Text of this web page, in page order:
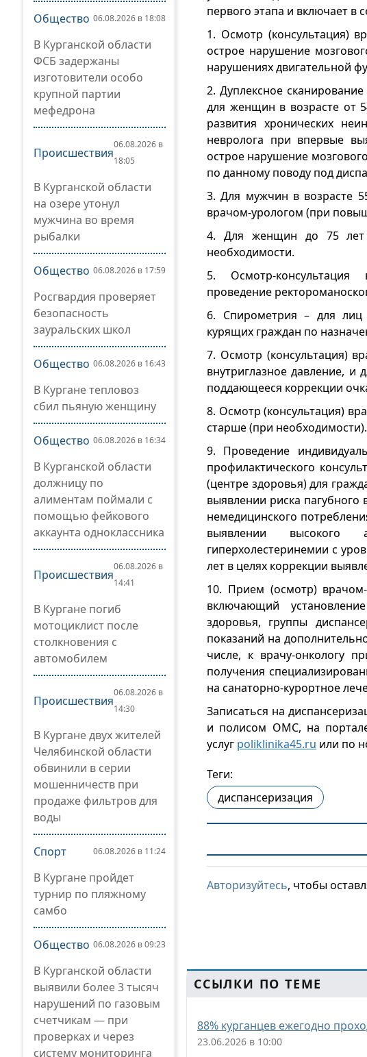
Общество 06.08.2026 в 18:08
В Курганской области
ФСБ задержаны
изготовители особо
крупной партии
мефедрона
Происшествия
06.08.2026 в
18:05
В Курганской области
на озере утонул
мужчина во время
рыбалки
Общество 06.08.2026 в 17:59
Росгвардия проверяет
безопасность
зауральских школ
Общество 06.08.2026 в 16:43
В Кургане тепловоз
сбил пьяную женщину
Общество 06.08.2026 в 16:34
В Курганской области
должницу по
алиментам поймали с
помощью фейкового
аккаунта одноклассника
Происшествия
06.08.2026 в
14:41
В Кургане погиб
мотоциклист после
столкновения с
автомобилем
Происшествия
06.08.2026 в
14:30
В Кургане двух жителей
Челябинской области
обвинили в серии
мошенничеств при
продаже фильтров для
воды
Спорт 06.08.2026 в 11:24
В Кургане пройдет
турнир по пляжному
самбо
Общество 06.08.2026 в 09:23
В Курганской области
выявили более 3 тысяч
нарушений по газовым
счетчикам — при
проверках и через
систему мониторинга
первого этапа и включает в
1. Осмотр (консультация)
острое нарушение
нарушениях двигательной
2. Дуплексное
для женщин в возрасте от
развития хронических
невролога при впервые
острое нарушение
по данному поводу под
3. Для мужчин в возрасте
врачом-урологом (при
4. Для женщин до 75 лет
необходимости.
5. Осмотр-консультация
проведение
6. Спирометрия – для лиц
курящих граждан по
7. Осмотр (консультация)
внутриглазное давление,
поддающееся коррекции
8. Осмотр (консультация)
старше (при необходимости).
9. Проведение
профилактического
(центре здоровья) для
выявлении риска пагубного
немедицинского
выявлении высокого
гиперхолестеринемии с
лет в целях коррекции
10. Прием (осмотр) врачом-
включающий
здоровья, группы
показаний на
числе, к врачу-онкологу
получения
на санаторно-курортное
Записаться на
и полисом ОМС, на портале
услуг poliklinika45.ru или по
Теги:
диспансеризация
Авторизуйтесь, чтобы
ССЫЛКИ ПО ТЕМЕ
88% курганцев ежегодно
23.06.2026 в 10:00